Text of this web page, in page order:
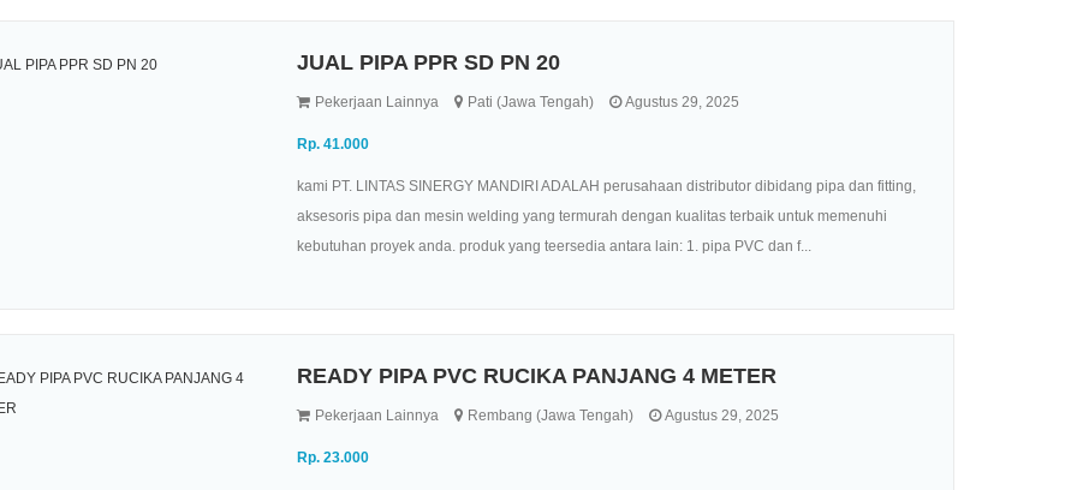
JUAL PIPA PPR SD PN 20
Pekerjaan Lainnya Pati (Jawa Tengah) Agustus 29, 2025
Rp. 41.000
kami PT. LINTAS SINERGY MANDIRI ADALAH perusahaan distributor dibidang pipa dan fitting,
aksesoris pipa dan mesin welding yang termurah dengan kualitas terbaik untuk memenuhi
kebutuhan proyek anda. produk yang teersedia antara lain: 1. pipa PVC dan f...
READY PIPA PVC RUCIKA PANJANG 4 METER
Pekerjaan Lainnya Rembang (Jawa Tengah) Agustus 29, 2025
Rp. 23.000